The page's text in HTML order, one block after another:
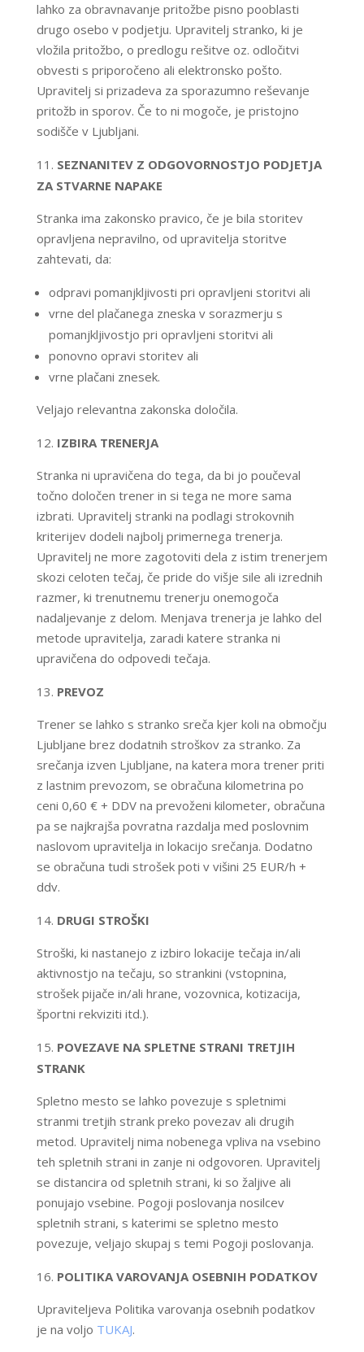
lahko za obravnavanje pritožbe pisno pooblasti
drugo osebo v podjetju. Upravitelj stranko, ki je
vložila pritožbo, o predlogu rešitve oz. odločitvi
obvesti s priporočeno ali elektronsko pošto.
Upravitelj si prizadeva za sporazumno reševanje
pritožb in sporov. Če to ni mogoče, je pristojno
sodišče v Ljubljani.
SEZNANITEV Z ODGOVORNOSTJO PODJETJA
ZA STVARNE NAPAKE
Stranka ima zakonsko pravico, če je bila storitev
opravljena nepravilno, od upravitelja storitve
zahtevati, da:
odpravi pomanjkljivosti pri opravljeni storitvi ali
vrne del plačanega zneska v sorazmerju s
pomanjkljivostjo pri opravljeni storitvi ali
ponovno opravi storitev ali
vrne plačani znesek.
Veljajo relevantna zakonska določila.
IZBIRA TRENERJA
Stranka ni upravičena do tega, da bi jo poučeval
točno določen trener in si tega ne more sama
izbrati. Upravitelj stranki na podlagi strokovnih
kriterijev dodeli najbolj primernega trenerja.
Upravitelj ne more zagotoviti dela z istim trenerjem
skozi celoten tečaj, če pride do višje sile ali izrednih
razmer, ki trenutnemu trenerju onemogoča
nadaljevanje z delom. Menjava trenerja je lahko del
metode upravitelja, zaradi katere stranka ni
upravičena do odpovedi tečaja.
PREVOZ
Trener se lahko s stranko sreča kjer koli na območju
Ljubljane brez dodatnih stroškov za stranko. Za
srečanja izven Ljubljane, na katera mora trener priti
z lastnim prevozom, se obračuna kilometrina po
ceni 0,60 € + DDV na prevoženi kilometer, obračuna
pa se najkrajša povratna razdalja med poslovnim
naslovom upravitelja in lokacijo srečanja. Dodatno
se obračuna tudi strošek poti v višini 25 EUR/h +
ddv.
DRUGI STROŠKI
Stroški, ki nastanejo z izbiro lokacije tečaja in/ali
aktivnostjo na tečaju, so strankini (vstopnina,
strošek pijače in/ali hrane, vozovnica, kotizacija,
športni rekviziti itd.).
POVEZAVE NA SPLETNE STRANI TRETJIH
STRANK
Spletno mesto se lahko povezuje s spletnimi
stranmi tretjih strank preko povezav ali drugih
metod. Upravitelj nima nobenega vpliva na vsebino
teh spletnih strani in zanje ni odgovoren. Upravitelj
se distancira od spletnih strani, ki so žaljive ali
ponujajo vsebine. Pogoji poslovanja nosilcev
spletnih strani, s katerimi se spletno mesto
povezuje, veljajo skupaj s temi Pogoji poslovanja.
POLITIKA VAROVANJA OSEBNIH PODATKOV
​Upraviteljeva Politika varovanja osebnih podatkov
je na voljo TUKAJ.